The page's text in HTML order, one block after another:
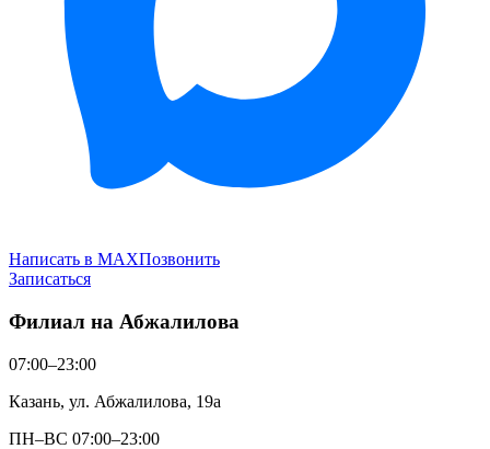
Написать в MAXПозвонить
Записаться
Филиал на Абжалилова
07:00–23:00
Казань, ул. Абжалилова, 19а
ПН–ВС 07:00–23:00